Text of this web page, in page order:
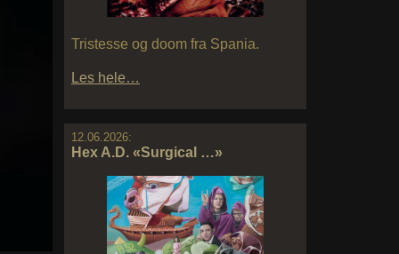
Tristesse og doom fra Spania.
Les hele…
12.06.2026:
Hex A.D. «Surgical …»